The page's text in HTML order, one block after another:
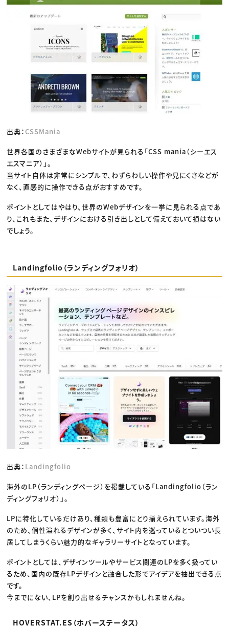
出典： CSSMania
世界各国のさまざまなWebサイトが見られる「CSS mania（シーエス
エスマニア）」。
当サイト自体は非常にシンプルで、わずらわしい操作や見にくさなどが
なく、直感的に操作できる点がおすすめです。
ポイントとしてはやはり、世界のWebデザインを一挙に見られる点であ
り、これもまた、デザインにおける引き出しとして備えておいて損はない
でしょう。
Landingfolio（ランディングフォリオ）
出典： Landingfolio
海外のLP（ランディングページ）を掲載している「​​Landingfolio（ラン
ディングフォリオ）」。
LPに特化しているだけあり、種類も豊富にとり揃えられています。海外
のため、個性溢れるデザインが多く、サイト内を巡っているとついつい長
居してしまうくらい魅力的なギャラリーサイトとなっています。
ポイントとしては、デザインツールやサービス関連のLPを多く扱ってい
るため、国内の既存LPデザインと融合した形でアイデアを抽出できる点
です。
今までにない、LPを創り出せるチャンスかもしれませんね。
HOVERSTAT.ES（ホバーステータス）